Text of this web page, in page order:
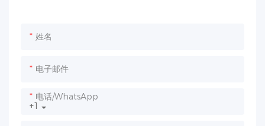
姓名
电子邮件
+1
电话/WhatsApp